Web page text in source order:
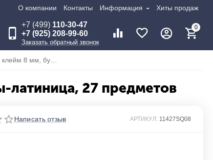
О компании Контакты Информация Хиты продаж
+7 (499)110-30-47
+7 (925) 208-99-60
Заказать обратный звонок
0
KING TONY Набор ударных клейм 8 мм, буквы-латиница, 27 предметов
латиница, 27 предметов
Написать отзыв АРТИКУЛ: 11427SQ08